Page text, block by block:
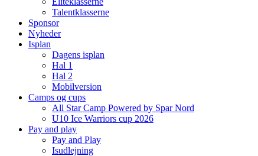
Talentklasserne
Sponsor
Nyheder
Isplan
Dagens isplan
Hal 1
Hal 2
Mobilversion
Camps og cups
All Star Camp Powered by Spar Nord
U10 Ice Warriors cup 2026
Pay and play
Pay and Play
Isudlejning